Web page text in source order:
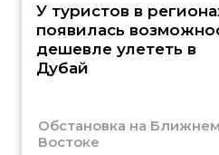
У туристов в
появилась
дешевле улететь в
Дубай
Обстановка на Ближнем
Востоке